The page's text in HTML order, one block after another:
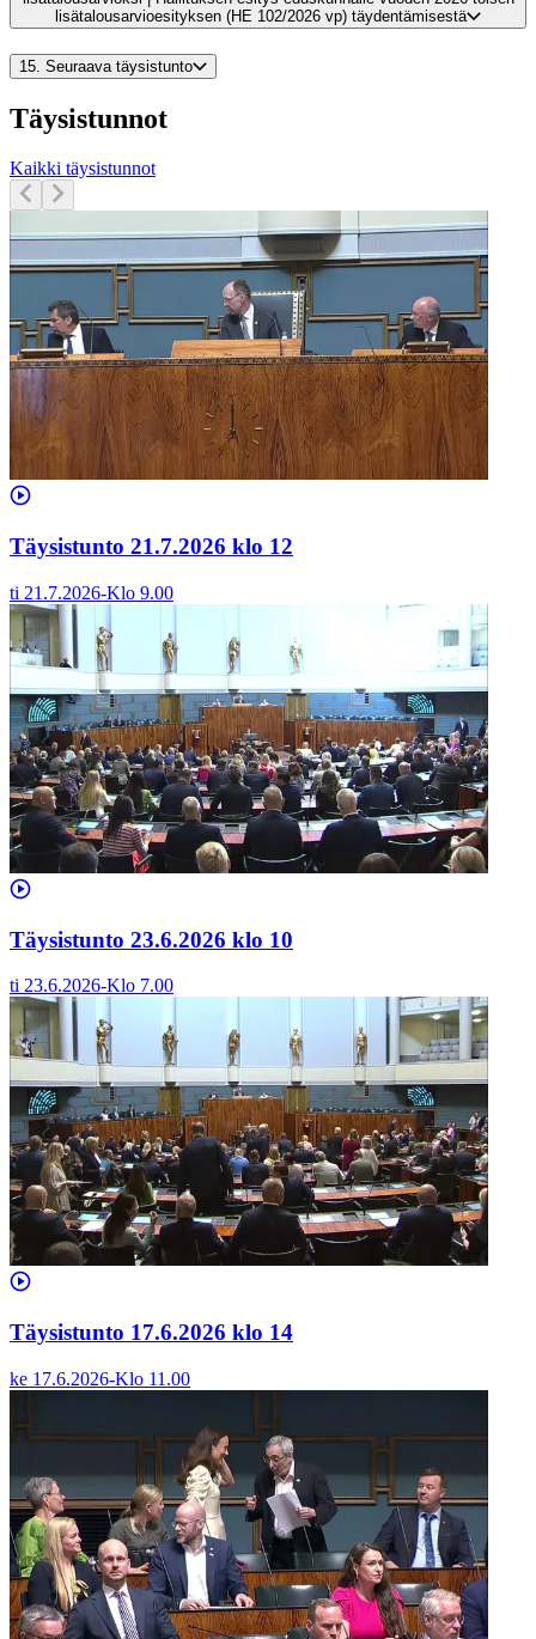
lisätalousarvioesityksen (HE 102/2026 vp) täydentämisestä
15. Seuraava täysistunto
Täysistunnot
Kaikki täysistunnot
Täysistunto 21.7.2026 klo 12
ti 21.7.2026-Klo 9.00
Täysistunto 23.6.2026 klo 10
ti 23.6.2026-Klo 7.00
Täysistunto 17.6.2026 klo 14
ke 17.6.2026-Klo 11.00